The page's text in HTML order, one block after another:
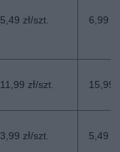
5,49 zł/szt. 6,99
11,99 zł/szt. 15,99
3,99 zł/szt. 5,49